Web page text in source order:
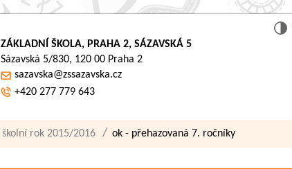
ZÁKLADNÍ ŠKOLA, PRAHA 2, SÁZAVSKÁ 5
Sázavská 5/830, 120 00 Praha 2
sazavska@zssazavska.cz
+420 277 779 643
školní rok 2015/2016 ok - přehazovaná 7. ročníky